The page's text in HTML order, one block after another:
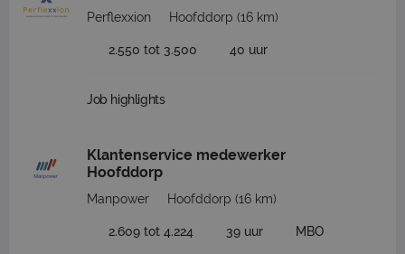
Perflexxion Hoofddorp (16 km)
2.550 tot 3.500 40 uur
Job highlights
Klantenservice medewerker
Hoofddorp
Manpower Hoofddorp (16 km)
2.609 tot 4.224 39 uur MBO